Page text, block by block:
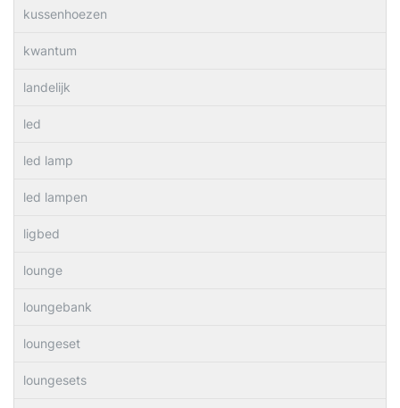
kussenhoezen
kwantum
landelijk
led
led lamp
led lampen
ligbed
lounge
loungebank
loungeset
loungesets